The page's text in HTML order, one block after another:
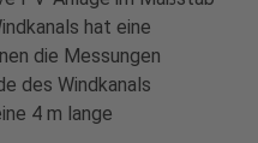
hat eine
die Messungen
des Windkanals
4 m lange